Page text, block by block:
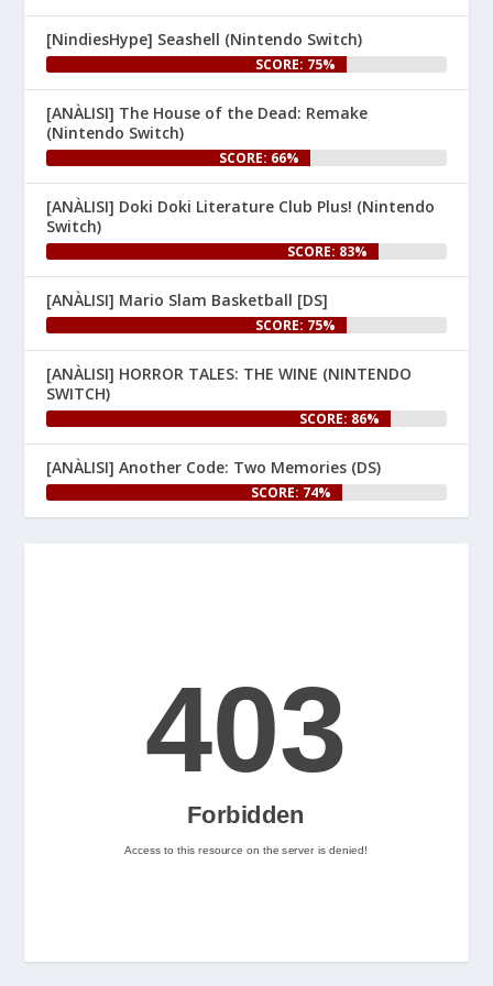
1
🦊 Desplegueu les ales i
comproveu el difusor G,
perquè avui s'estrena #StarFox
per a #NintendoSwitch2 ! Per
celebrar-ho, us hem preparat
un article especial al web.
👉
www.nintenhype.cat/2026/06/25/
e...
2
Nintenhype.Cat @nintenhype.cat
📅 Ja tenim aquí els
setmana? 👀
[NindiesHype] Seashell (Nintendo Switch)
SCORE: 75%
[ANÀLISI] The House of the Dead: Remake
(Nintendo Switch)
SCORE: 66%
[ANÀLISI] Doki Doki Literature Club Plus! (Nintendo
Switch)
SCORE: 83%
[ANÀLISI] Mario Slam Basketball [DS]
SCORE: 75%
[ANÀLISI] HORROR TALES: THE WINE (NINTENDO
SWITCH)
SCORE: 86%
[ANÀLISI] Another Code: Two Memories (DS)
SCORE: 74%